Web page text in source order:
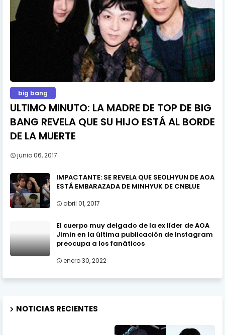
big bang
ULTIMO MINUTO: LA MADRE DE TOP DE BIG
BANG REVELA QUE SU HIJO ESTÁ AL BORDE
DE LA MUERTE
junio 06, 2017
IMPACTANTE: SE REVELA QUE SEOLHYUN DE AOA
ESTÁ EMBARAZADA DE MINHYUK DE CNBLUE
abril 01, 2017
El cuerpo muy delgado de la ex líder de AOA
Jimin en la última publicación de Instagram
preocupa a los fanáticos
enero 30, 2022
NOTICIAS RECIENTES